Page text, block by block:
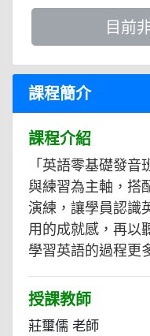
目前
課程簡介
課程介紹
「英語零基礎發
與練習為主軸，搭
演練，讓學員認識
用的成就感，再以
學習英語的過程更
授課教師
莊璽儒 老師